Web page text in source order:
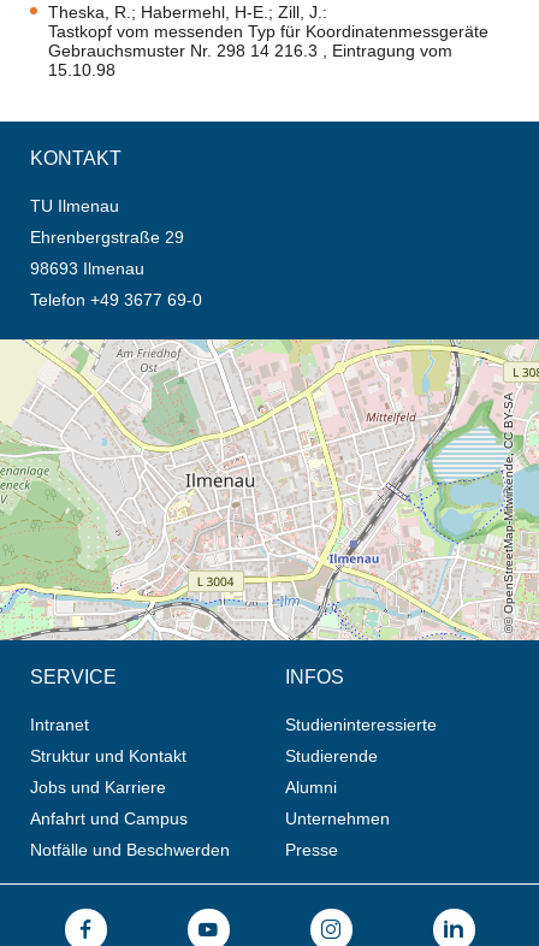
Theska, R.; Habermehl, H-E.; Zill, J.:
Tastkopf vom messenden Typ für Koordinatenmessgeräte
Gebrauchsmuster Nr. 298 14 216.3 , Eintragung vom
15.10.98
KONTAKT
TU Ilmenau
Ehrenbergstraße 29
98693 Ilmenau
Telefon +49 3677 69-0
Öffnet die Anfahrtsbeschreibung in neuem Tab (Karte)
© OpenStreetMap-Mitwirkende, CC BY-SA
SERVICE
Intranet
Struktur und Kontakt
Jobs und Karriere
Anfahrt und Campus
Notfälle und Beschwerden
INFOS
Studieninteressierte
Studierende
Alumni
Unternehmen
Presse